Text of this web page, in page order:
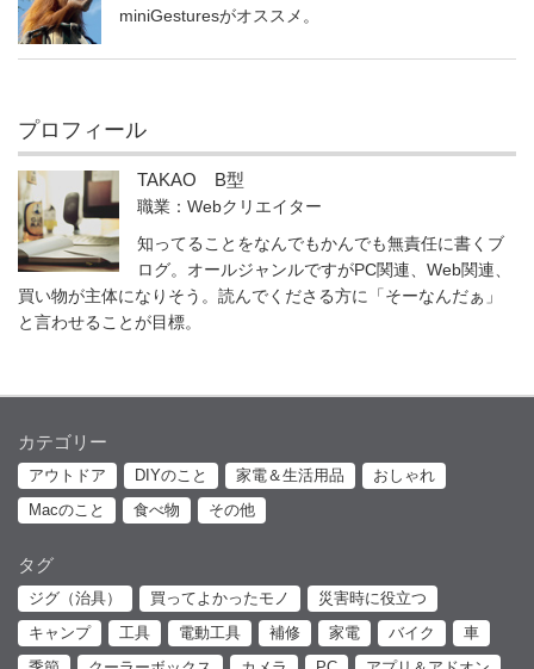
miniGesturesがオススメ。
プロフィール
TAKAO B型
職業：Webクリエイター
知ってることをなんでもかんでも無責任に書くブ
ログ。オールジャンルですがPC関連、Web関連、
買い物が主体になりそう。読んでくださる方に「そーなんだぁ」
と言わせることが目標。
カテゴリー
アウトドア DIYのこと 家電＆生活用品
おしゃれ
Macのこと
食べ物 その他
タグ
ジグ（治具） 買ってよかったモノ
災害時に役立つ
キャンプ
工具 電動工具 補修 家電 バイク
車